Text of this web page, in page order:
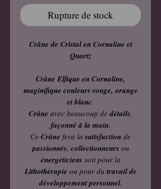
Rupture de stock
Crâne de Cristal en Cornaline et
Quartz
Crâne Elfique en Cornaline,
maginifique couleurs rouge, orange
et blanc.
Crâne avec beaucoup dedétails,
façonné à la main.
Ce Crâne fera lasatisfaction de
passionnés, collectionneurs ou
énergéticiens soit pour la
Lithothérapie ou pour du travail de
développement personnel.